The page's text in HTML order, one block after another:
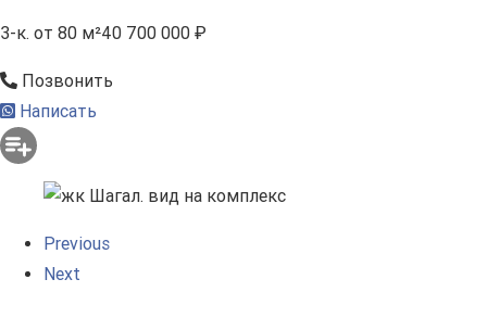
3-к. от 80 м²40 700 000 ₽
Позвонить
Написать
Previous
Next